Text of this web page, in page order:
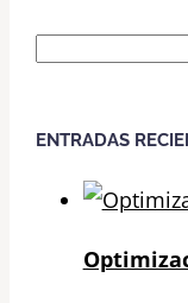
Buscar:
ENTRADAS